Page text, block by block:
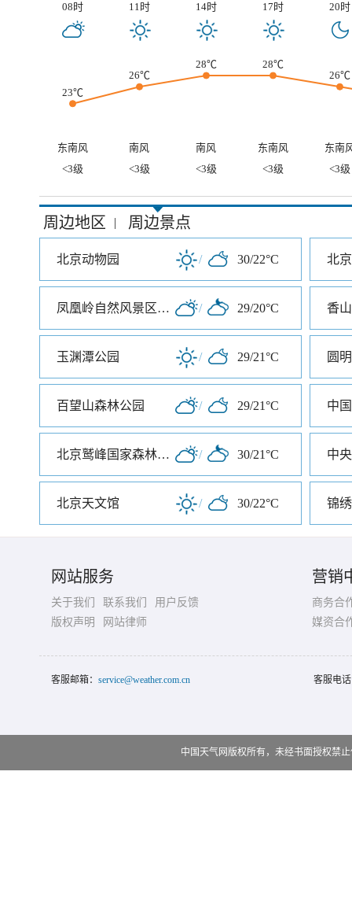
08时 11时 14时 17时 20时
23℃
26℃
28℃
28℃
26℃
东南风 南风 南风 东南风
东南
<3级
<3级 <3级 <3级 <3级
周边地区 | 周边景点
北京动物园 / 30/22°C 北
凤凰岭自然风景区公园 / 29/20°C 香
玉渊潭公园 / 29/21°C 圆
百望山森林公园 / 29/21°C
北京鹫峰国家森林公园 / 30/21°C 中
北京天文馆 / 30/22°C
网站服务
关于我们 联系我们
用户反馈
版权声明
网站律师
营销
商务合
媒资合
客服邮箱： service@weather.com.cn 客服电
中国天气网版权所有，未经书面授权